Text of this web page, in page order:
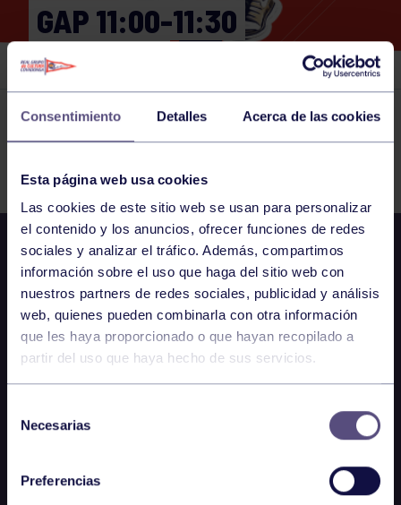
Consentimiento Detalles Acerca de las cookies
Esta página web usa cookies
Las cookies de este sitio web se usan para personalizar
el contenido y los anuncios, ofrecer funciones de redes
sociales y analizar el tráfico. Además, compartimos
información sobre el uso que haga del sitio web con
nuestros partners de redes sociales, publicidad y análisis
web, quienes pueden combinarla con otra información
que les haya proporcionado o que hayan recopilado a
partir del uso que haya hecho de sus servicios.
Necesarias
Preferencias
GAP 11:00-11:30
GIMNASIO